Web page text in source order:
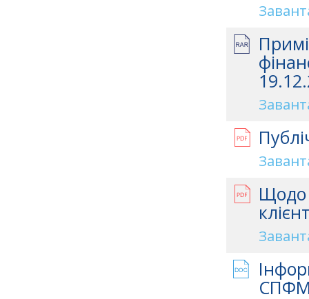
Щодо
СПФМ